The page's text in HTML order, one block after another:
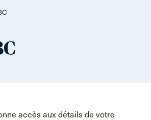
accès aux détails de votre